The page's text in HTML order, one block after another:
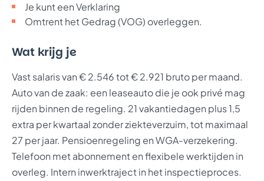
Je kunt een Verklaring
Omtrent het Gedrag (VOG) overleggen.
Wat krijg je
Vast salaris van € 2.546 tot € 2.921 bruto per maand.
Auto van de zaak: een leaseauto die je ook privé mag
rijden binnen de regeling. 21 vakantiedagen plus 1,5
extra per kwartaal zonder ziekteverzuim, tot maximaal
27 per jaar. Pensioenregeling en WGA-verzekering.
Telefoon met abonnement en flexibele werktijden in
overleg. Intern inwerktraject in het inspectieproces.